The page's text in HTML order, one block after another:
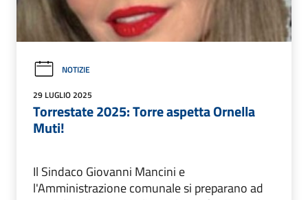
NOTIZIE
29 LUGLIO 2025
Torrestate 2025: Torre aspetta Ornella
Muti!
Il Sindaco Giovanni Mancini e
l'Amministrazione comunale si preparano ad